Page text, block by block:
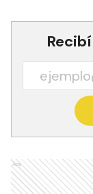
Ads